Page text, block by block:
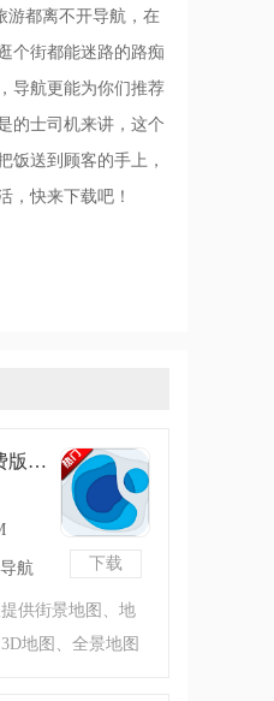
游都离不开导航，在
个街都能迷路的路痴
导航更能为你们推荐
的士司机来讲，这个
饭送到顾客的手上，
，快来下载吧！
下载
新知卫星地图终身免费版v4.8.1 最新版
航
供街景地图、地
地图、全景地图